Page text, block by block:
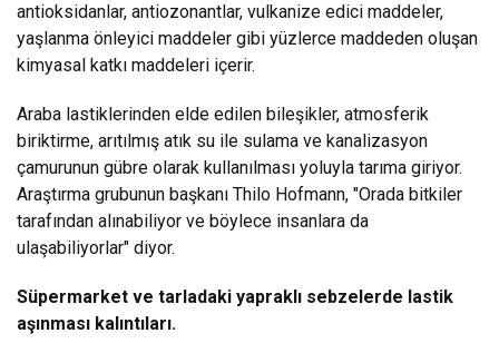
antioksidanlar, antiozonantlar, vulkanize edici maddeler,
yaşlanma önleyici maddeler gibi yüzlerce maddeden oluşan
kimyasal katkı maddeleri içerir.
Araba lastiklerinden elde edilen bileşikler, atmosferik
biriktirme, arıtılmış atık su ile sulama ve kanalizasyon
çamurunun gübre olarak kullanılması yoluyla tarıma giriyor.
Araştırma grubunun başkanı Thilo Hofmann, "Orada bitkiler
tarafından alınabiliyor ve böylece insanlara da
ulaşabiliyorlar" diyor.
Süpermarket ve tarladaki yapraklı sebzelerde lastik
aşınması kalıntıları.